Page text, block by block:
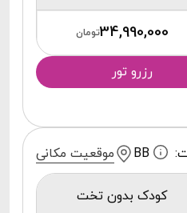
34,990,000تومان
رزرو تور
BB موقعیت مکانی
کودک بدون تخت